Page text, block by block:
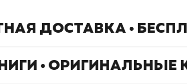
ДОСТАВКА •
• ОРИГИНАЛЬНЫЕ